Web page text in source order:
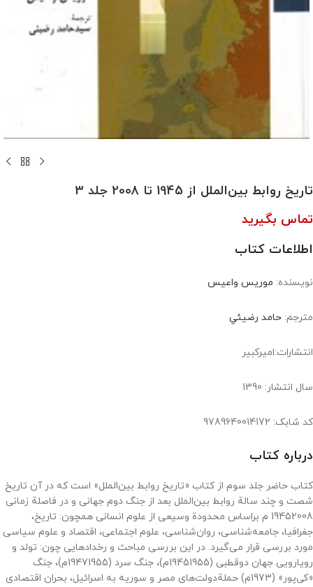
تاريخ روابط بين‌الملل از 1945 تا 2008 جلد 3
تماس بگیرید
اطلاعات کتاب
نویسنده: موريس واعيس
مترجم: حامد رضيئي
انتشارات:اميركبير
سال انتشار: 1390
کد شابک: 9789640014172
درباره کتاب
کتاب حاضر جلد سوم از کتاب «تاریخ روابط بین‌الملل» است که در آن تاریخ
شصت و چند سالة روابط بین‌الملل بعد از جنگ دوم جهانی و در فاصلة زمانی
19452008 م براساس محدودة وسیعی از علوم انسانی همچون: تاریخ،
جغرافیا، جامعه‌شناسی، روان‌شناسی، علوم اجتماعی، اقتصاد و علوم سیاسی
مورد بررسی قرار می‌گیرد. در این بررسی مباحث و رخدادهایی چون: تولد و
رویارویی جهان دوقطبی (19451955م)، جنگ سرد (19471955م)، جنگ
«کی‌پور» (1973م) حملة‌دولت‌های مصر و سوریه به اسرائیل، بحران اقتصادی